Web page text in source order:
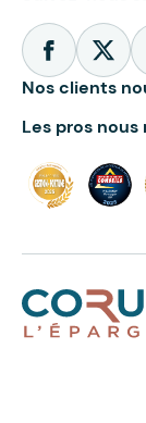
Nos clients
Les pros